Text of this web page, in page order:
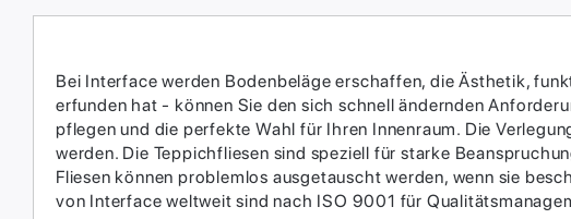
Bei Interface werden Bodenbeläge erschaffen, die Ästhetik,
erfunden hat - können Sie den sich schnell ändernden
pflegen und die perfekte Wahl für Ihren Innenraum.​ Die
werden.​ Die Teppichfliesen sind speziell für starke
Fliesen können problemlos ausgetauscht werden, wenn sie
von Interface weltweit sind nach ISO 9001 für